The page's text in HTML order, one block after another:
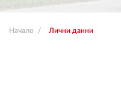
Начало Лични данни
ХЛАДИЛНИ ЧАНТИ